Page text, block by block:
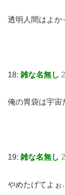
透明人間はよか
18: 雑な名無し
俺の胃袋は宇宙
19: 雑な名無し
やめたげてよ